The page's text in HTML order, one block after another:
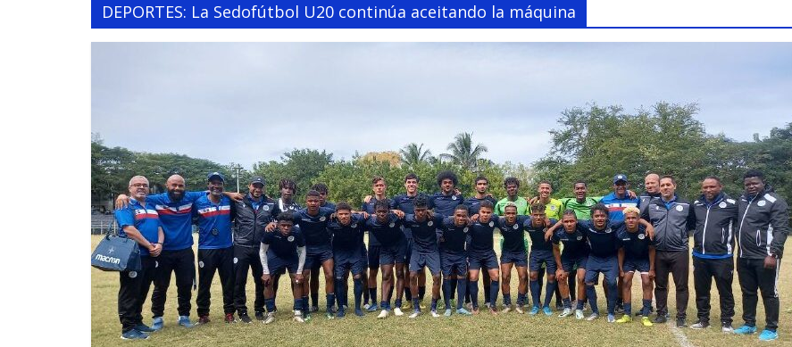
DEPORTES: La Sedofútbol U20 continúa aceitando la máquina